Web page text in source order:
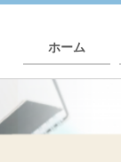
ホーム